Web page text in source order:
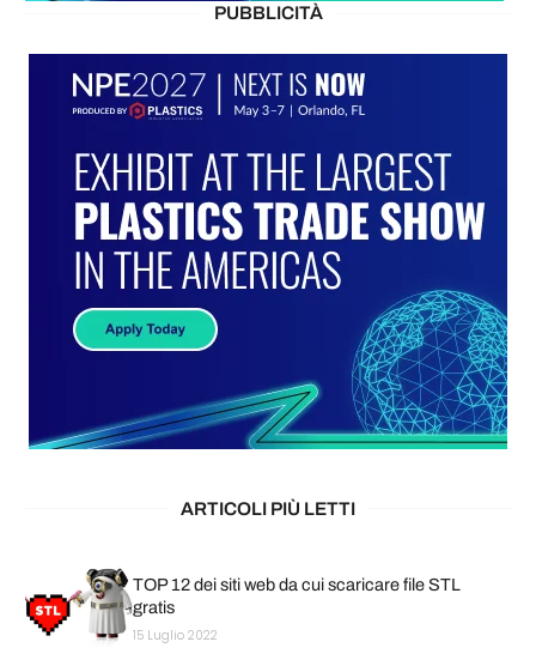
PUBBLICITÀ
ARTICOLI PIÙ LETTI
TOP 12 dei siti web da cui scaricare file STL
gratis
15 Luglio 2022